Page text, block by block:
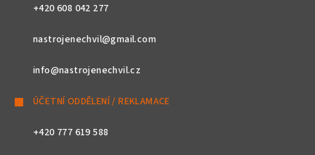
+420 608 042 277
nastrojenechvil@gmail.com
info@nastrojenechvil.cz
ÚČETNÍ ODDĚLENÍ / REKLAMACE
+420 777 619 588